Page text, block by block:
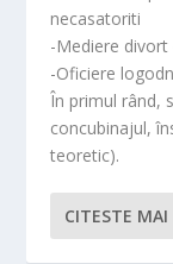
necasatoriti
-Mediere
-Oficiere
În primul rând,
concubinajul,
teoretic).
CITESTE